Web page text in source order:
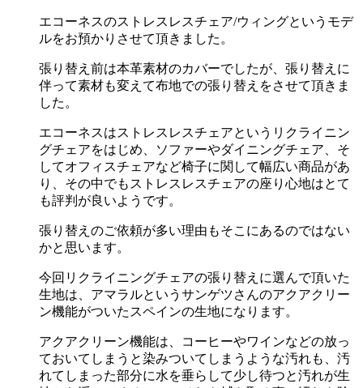
エコーネスのストレスレスチェア/ウィングというモデ
ルをお預かりさせて頂きました。
張り替え前は本革素材のカバーでしたが、張り替えに
伴って素材も変えて布地での張り替えをさせて頂きま
した。
エコーネスはストレスレスチェアというリクライニン
グチェアをはじめ、ソファーやダイニングチェア、そ
してオフィスチェアなど椅子に関して幅広い商品があ
り、その中でもストレスレスチェアの座り心地はとて
も評判が良いようです。
張り替えのご依頼が多い理由もそこにあるのではない
かと思います。
今回リクライニングチェアの張り替えに選んで頂いた
生地は、アマラルというサンゲツさんのアクアクリー
ン機能がついたスペインの生地になります。
アクアクリーン機能は、コーヒーやワインなどの放っ
ておいてしまうと染みついてしまうような汚れも、汚
れてしまった部分に水を垂らして少し待つと汚れが生